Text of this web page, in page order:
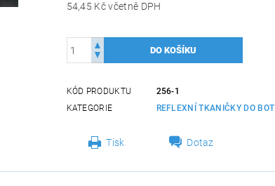
54,45 Kč včetně DPH
KÓD PRODUKTU
256-1
KATEGORIE
REFLEXNÍ TKANIČKY DO BOT
Tisk Dotaz